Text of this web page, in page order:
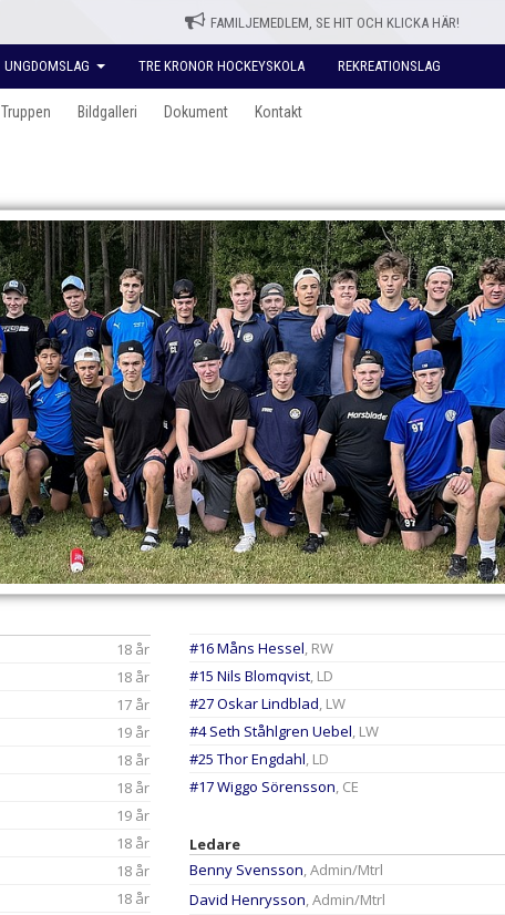
FAMILJEMEDLEM, SE HIT OCH KLICKA HÄR!
UNGDOMSLAG TRE KRONOR HOCKEYSKOLA REKREATIONSLAG
Truppen Bildgalleri Dokument Kontakt
18 år
18 år
17 år
19 år
18 år
18 år
19 år
18 år
18 år
18 år
#16 Måns Hessel, RW
#15 Nils Blomqvist, LD
#27 Oskar Lindblad, LW
#4 Seth Ståhlgren Uebel, LW
#25 Thor Engdahl, LD
#17 Wiggo Sörensson, CE
Ledare
Benny Svensson, Admin/Mtrl
David Henrysson, Admin/Mtrl